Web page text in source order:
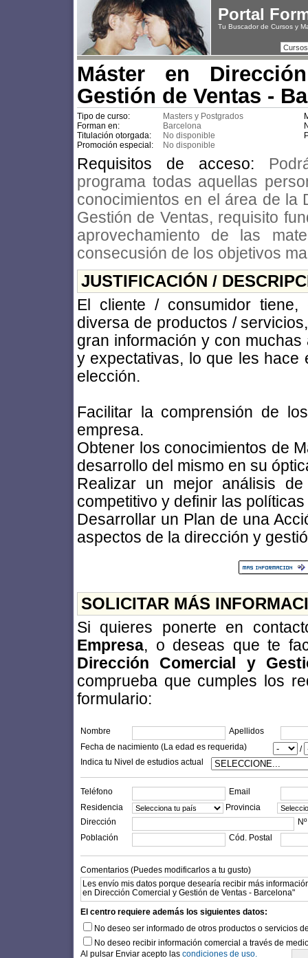
Portal
Tu Buscador de Cursos y
Máster en
Gestión de Ventas -
Tipo de curso: Masters y Postgrados
Forman en:
Barcelona
Titulación otorgada:
No disponible
Promoción especial:
No disponible
Requisitos de acceso:
programa todas aquellas
conocimientos en el área de la
Gestión de Ventas, requisito
aprovechamiento de las
consecusión de los objetivos
JUSTIFICACIÓN /
El cliente / consumidor
diversa de productos /
gran información y con
y expectativas, lo que les hace
elección.
Facilitar la comprensión de
empresa.
Obtener los conocimientos de
desarrollo del mismo en su
Realizar un mejor análisis
competitivo y definir las
Desarrollar un Plan de una
aspectos de la dirección y
SOLICITAR MÁS
Si quieres ponerte en
Empresa, o deseas que te
Dirección Comercial y
comprueba que cumples los
formulario:
Nombre
Apellidos
Fecha de nacimiento (La edad es requerida)
/
Indica tu Nivel de estudios actual
Teléfono
Email
Residencia
Provincia
Dirección
Nº
Población
Cód. Postal
Comentarios (Puedes modificarlos a tu gusto)
El centro requiere además los siguientes datos:
No deseo ser informado de otros productos o servicios
No deseo recibir información comercial a través de
Al pulsar Enviar acepto las condiciones de uso.